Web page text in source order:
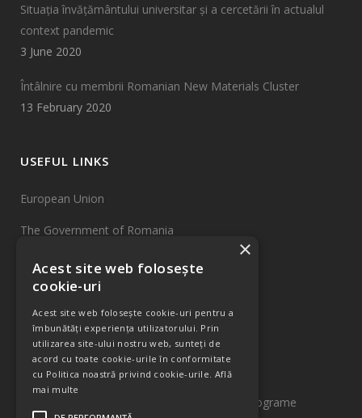
Situația învățământului universitar și a cercetării în actualul
context pandemic
3 June 2020
Întâlnire cu membrii Romanian New Materials Cluster
13 February 2020
USEFUL LINKS
European Union
The Government of Romania
EU Funds
INCDTIM Cluj-Napoca
Sitemap
INFORMATIONS
Pentru informații detaliate despre celelalte programe
Acest site web folosește
cookie-uri
Acest site web folosește cookie-uri pentru a
îmbunătăți experiența utilizatorului. Prin
utilizarea site-ului nostru web, sunteți de
acord cu toate cookie-urile în conformitate
cu Politica noastră privind cookie-urile. Află
mai multe
×